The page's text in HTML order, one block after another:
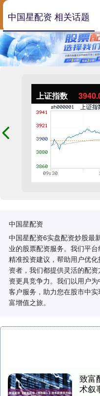
上证指数
中国星配资
中国星配资6实盘配资炒股最
业的股票配资服务。我们平
精准投资建议，帮助用户优
资者，我们都提供灵活的配
资更具竞争力。我们以用户
客户服务，助力您在股市中
富增值之旅。
中国星配资 相关话题
致富
术叙